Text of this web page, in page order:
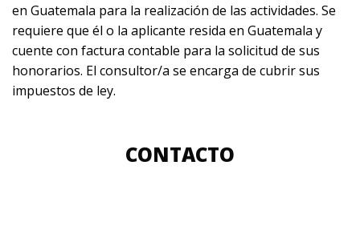
en Guatemala para la realización de las actividades. Se
requiere que él o la aplicante resida en Guatemala y
cuente con factura contable para la solicitud de sus
honorarios. El consultor/a se encarga de cubrir sus
impuestos de ley.
CONTACTO